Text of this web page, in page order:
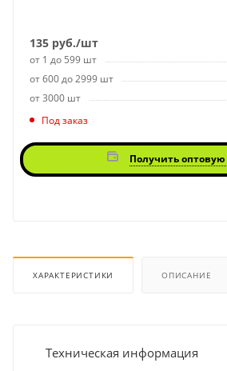
135 руб./шт
от 1 до 599 шт
от 600 до 2999 шт
от 3000 шт
Под заказ
Получить оптовую
ХАРАКТЕРИСТИКИ ОПИСАНИЕ
Техническая информация